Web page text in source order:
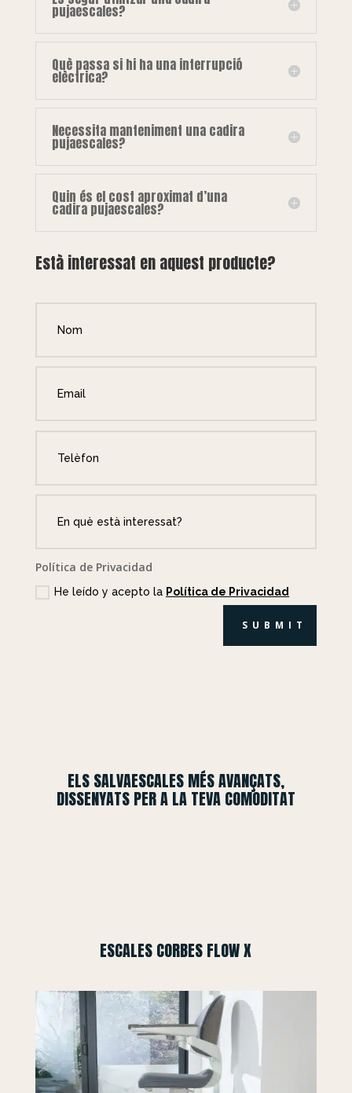
pujaescales?
Què passa si hi ha una interrupció
elèctrica?
Necessita manteniment una cadira
pujaescales?
Quin és el cost aproximat d’una
cadira pujaescales?
Està interessat en aquest producte?
Política de Privacidad
He leído y acepto la Política de Privacidad
SUBMIT
ELS SALVAESCALES MÉS AVANÇATS,
DISSENYATS PER A LA TEVA COMODITAT
ESCALES CORBES FLOW X